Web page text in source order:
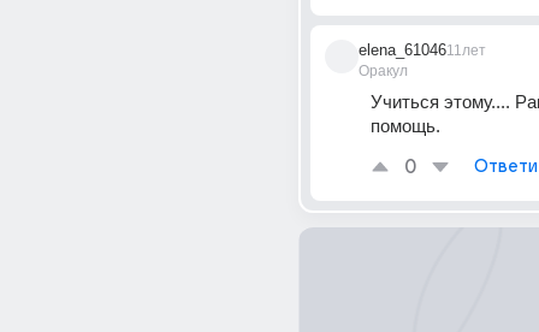
elena_61046
Оракул
11лет
Учиться этому....
помощь.
0